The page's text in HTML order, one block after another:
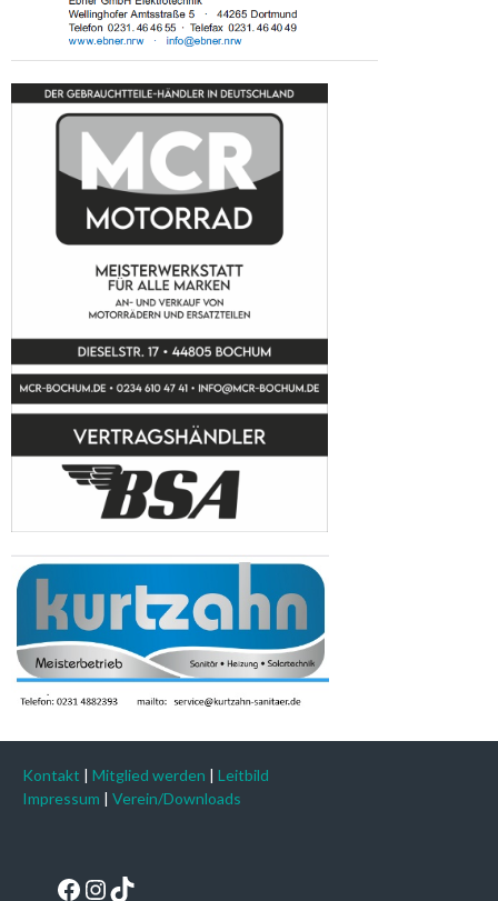
Kontakt | Mitglied werden | Leitbild
Impressum | Verein/Downloads
Facebook
Instagram
TikTok